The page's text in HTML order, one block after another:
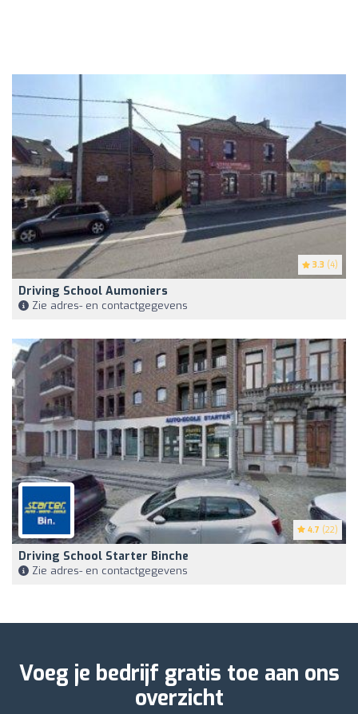
3.3 (4)
Driving School Aumoniers
Zie adres- en contactgegevens
4.7 (22)
Driving School Starter Binche
Zie adres- en contactgegevens
Voeg je bedrijf gratis toe aan ons
overzicht